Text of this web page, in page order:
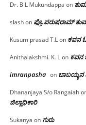
Dr. B L Mukundappa on
slashon ಪ್ರೊ.ಪರುಷರಾಮ್
Kusum prasad T.Lon ಕವನ
Anithalakshmi. K. Lon ಕವನ
imranpasha on ಬಾಬಯ್ಯನ
Dhananjaya S/o Rangaiah
ಜಿಲ್ಲಾಧಿಕಾರಿ
Sukanya onಗುರು